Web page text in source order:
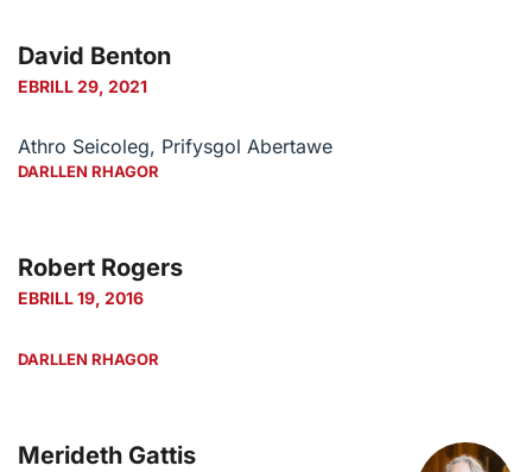
David Benton
EBRILL 29, 2021
Athro Seicoleg, Prifysgol Abertawe
DARLLEN RHAGOR
Robert Rogers
EBRILL 19, 2016
DARLLEN RHAGOR
Merideth Gattis